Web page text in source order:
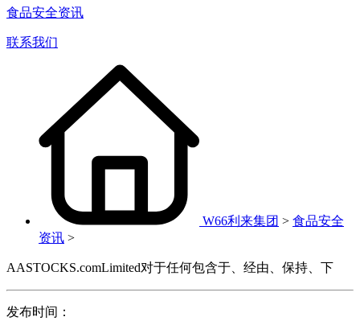
食品安全资讯
联系我们
W66利来集团 > 食品安全
资讯 >
AASTOCKS.comLimited对于任何包含于、经由、保持、下
发布时间：